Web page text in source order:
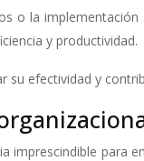
la
y productividad.
efectividad y